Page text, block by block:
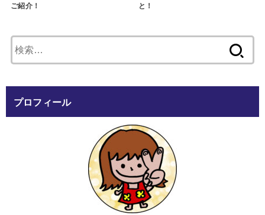
ご紹介！
と！
索:
プロフィール